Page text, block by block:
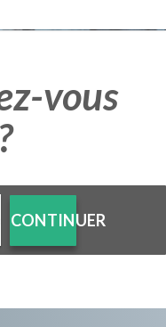
vous
CONTINUER